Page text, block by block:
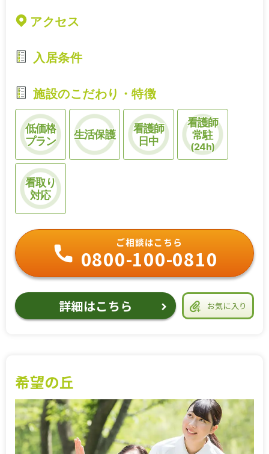
アクセス
入居条件
施設のこだわり・特徴
低価格
プラン
生活保護
看護師
日中
看護師
常駐
(24h)
看取り
対応
お気に入り
ご相談はこちら
0800-100-0810
詳細はこちら
希望の丘